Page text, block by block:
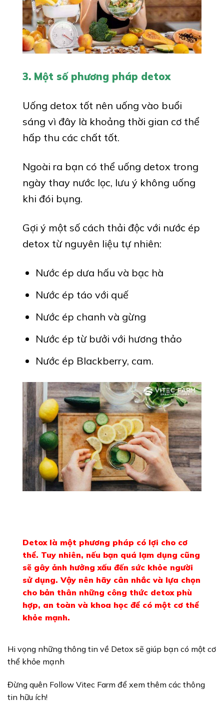
3. Một số phương pháp detox
Uống detox tốt nên uống vào buổi
sáng vì đây là khoảng thời gian cơ thể
hấp thu các chất tốt.
Ngoài ra bạn có thể uống detox trong
ngày thay nước lọc, lưu ý không uống
khi đói bụng.
Gợi ý một số cách thải độc với nước ép
detox từ nguyên liệu tự nhiên:
Nước ép dưa hấu và bạc hà
Nước ép táo với quế
Nước ép chanh và gừng
Nước ép từ bưởi với hương thảo
Nước ép Blackberry, cam.
Detox là một phương pháp có lợi cho cơ
thể. Tuy nhiên, nếu bạn quá lạm dụng cũng
sẽ gây ảnh hưởng xấu đến sức khỏe người
sử dụng. Vậy nên hãy cân nhắc và lựa chọn
cho bản thân những công thức detox phù
hợp, an toàn và khoa học để có một cơ thể
khỏe mạnh.
Hi vọng những thông tin về Detox sẽ giúp bạn có một cơ
thể khỏe mạnh
Đừng quên Follow Vitec Farm để xem thêm các thông
tin hữu ích!